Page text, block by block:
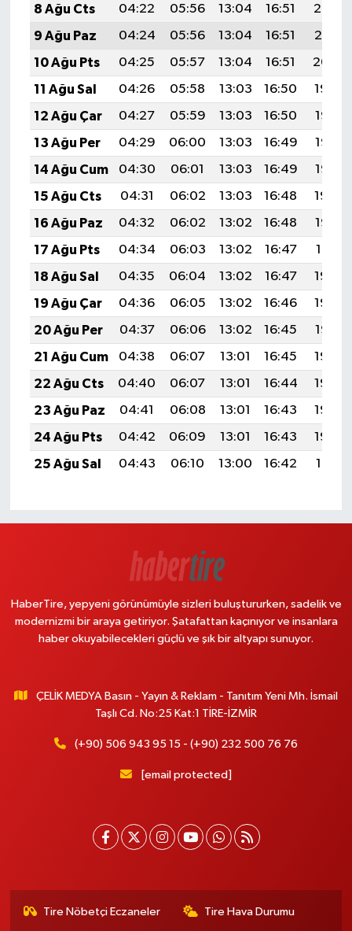
8 Ağu Cts
04:22 05:56 13:04 16:51
20:02
9 Ağu Paz
04:24 05:56 13:04 16:51
20:01
10 Ağu Pts
04:25 05:57 13:04 16:51
20:00
11 Ağu Sal
04:26 05:58 13:03 16:50
19:59
12 Ağu Çar
04:27 05:59 13:03 16:50
19:58
13 Ağu Per
04:29 06:00 13:03 16:49
19:56
14 Ağu Cum
04:30 06:01 13:03 16:49
19:55
15 Ağu Cts
04:31 06:02 13:03 16:48
19:54
16 Ağu Paz
04:32 06:02 13:02 16:48
19:53
17 Ağu Pts
04:34 06:03 13:02 16:47
19:51
18 Ağu Sal
04:35 06:04 13:02 16:47
19:50
19 Ağu Çar
04:36 06:05 13:02 16:46
19:49
20 Ağu Per
04:37 06:06 13:02 16:45
19:47
21 Ağu Cum
04:38 06:07 13:01 16:45
19:46
22 Ağu Cts
04:40 06:07 13:01 16:44
19:45
23 Ağu Paz
04:41 06:08 13:01 16:43
19:43
24 Ağu Pts
04:42 06:09 13:01 16:43
19:42
25 Ağu Sal
04:43 06:10 13:00 16:42 19:41
HaberTire, yepyeni görünümüyle sizleri buluştururken, sadelik ve
modernizmi bir araya getiriyor. Şatafattan kaçınıyor ve insanlara
haber okuyabilecekleri güçlü ve şık bir altyapı sunuyor.
ÇELİK MEDYA Basın - Yayın & Reklam - Tanıtım Yeni Mh. İsmail
Taşlı Cd. No:25 Kat:1 TİRE-İZMİR
(+90) 506 943 95 15 - (+90) 232 500 76 76
[email protected]
Tire Nöbetçi Eczaneler Tire Hava Durumu